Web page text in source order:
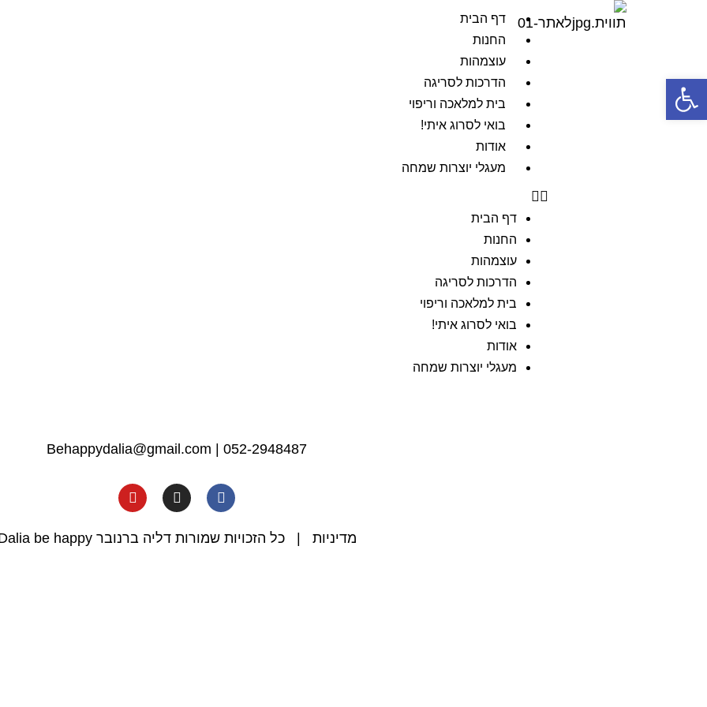
דף הבית
החנות
עוצמהות
הדרכות לסריגה
בית למלאכה וריפוי
בואי לסרוג איתי!
אודות
מעגלי יוצרות שמחה
דף הבית
החנות
עוצמהות
הדרכות לסריגה
בית למלאכה וריפוי
בואי לסרוג איתי!
אודות
מעגלי יוצרות שמחה
Behappydalia@gmail.com 052-2948487
מדיניות | כל הזכויות שמורות דליה ברנובר Dalia be happy
פתח סרגל נגישות